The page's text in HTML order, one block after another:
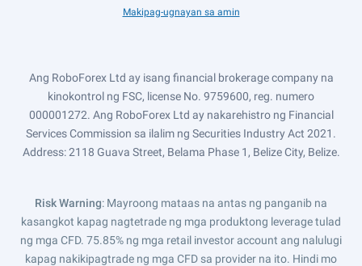
Makipag-ugnayan sa amin
Ang RoboForex Ltd ay isang financial brokerage company na
kinokontrol ng FSC, license No. 9759600, reg. numero
000001272. Ang RoboForex Ltd ay nakarehistro ng Financial
Services Commission sa ilalim ng Securities Industry Act 2021.
Address: 2118 Guava Street, Belama Phase 1, Belize City, Belize.
Risk Warning: Mayroong mataas na antas ng panganib na
kasangkot kapag nagtetrade ng mga produktong leverage tulad
ng mga CFD. 75.85% ng mga retail investor account ang nalulugi
kapag nakikipagtrade ng mga CFD sa provider na ito. Hindi mo